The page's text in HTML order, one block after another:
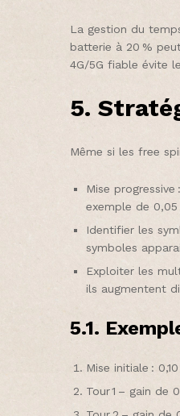
La gestion du
batterie à 20 %
4G/5G fiable évite
5.
Même si les free
Mise
exemple de
Identifier les
symboles
Exploiter les
ils augmentent
5.1.
Mise initiale :
Tour 1 – gain de